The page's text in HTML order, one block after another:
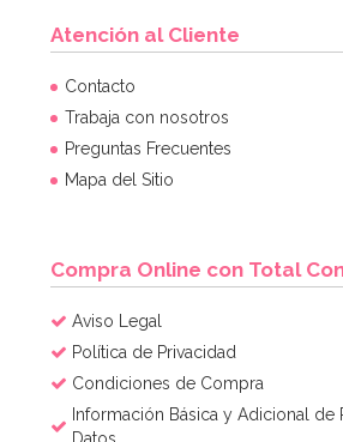
Preparado para Buttercream 1 Kg -
AÑADIR
Atención al Cliente
Contacto
Trabaja con nosotros
Preguntas Frecuentes
Mapa del Sitio
Compra Online con Total
Aviso Legal
Política de Privacidad
Condiciones de Compra
Información Básica y Adicional de